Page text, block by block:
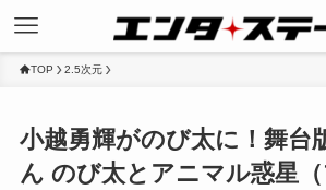
TOP 2.5次元
小越勇輝がのび太に！舞台
ん のび太とアニマル惑星